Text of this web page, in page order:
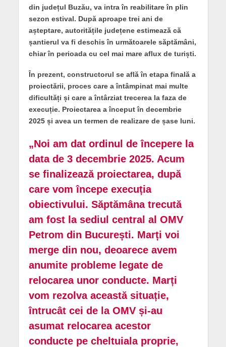
din județul Buzău, va intra în reabilitare în plin
sezon estival. După aproape trei ani de
așteptare, autoritățile județene estimează că
șantierul va fi deschis în următoarele săptămâni,
chiar în perioada cu cel mai mare aflux de turiști.
În prezent, constructorul se află în etapa finală a
proiectării, proces care a întâmpinat mai multe
dificultăți și care a întârziat trecerea la faza de
execuție. Proiectarea a început în decembrie
2025 și avea un termen de realizare de șase luni.
„Noi am dat ordinul de începere la
data de 3 decembrie 2025. Acum
se finalizează proiectarea, după
care vom începe execuția
obiectivului. Săptămâna trecută
am fost la sediul central al OMV
Petrom din București. Marți voi
merge din nou, deoarece avem
anumite probleme legate de
relocarea unor conducte. Marți
vom rezolva această situație,
întrucât cei de la OMV și-au
asumat relocarea acestor
conducte pe cheltuiala proprie,